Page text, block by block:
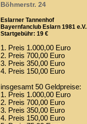
Böhmerstr. 24
Eslarner Tannenhof
Bayernfanclub Eslarn 1981 e.V.
Startgebühr: 19 €
1. Preis 1.000,00 Euro
2. Preis 700,00 Euro
3. Preis 350,00 Euro
4. Preis 150,00 Euro
insgesamt 50 Geldpreise:
1. Preis 1.000,00 Euro
2. Preis 700,00 Euro
3. Preis 350,00 Euro
4. Preis 150,00 Euro